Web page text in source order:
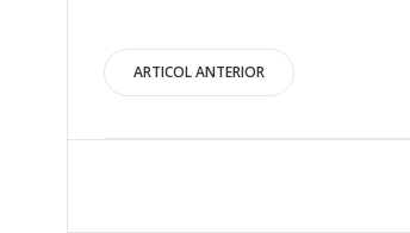
Post
navigation
ARTICOL ANTERIOR